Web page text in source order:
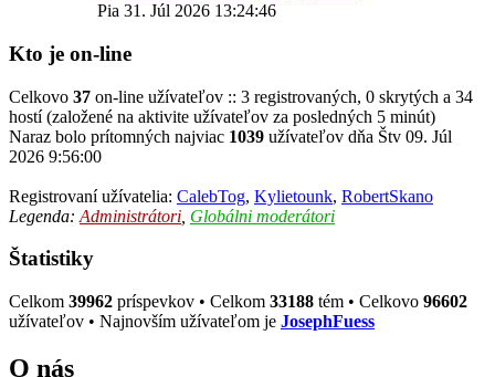
Pia 31. Júl 2026 13:24:46
Kto je on-line
Celkovo 37 on-line užívateľov :: 3 registrovaných, 0 skrytých a 34
hostí (založené na aktivite užívateľov za posledných 5 minút)
Naraz bolo prítomných najviac 1039 užívateľov dňa Štv 09. Júl
2026 9:56:00
Registrovaní užívatelia: CalebTog, Kylietounk, RobertSkano
Legenda: Administrátori Globálni moderátori
Štatistiky
Celkom 39962 príspevkov • Celkom 33188 tém • Celkovo 96602
užívateľov • Najnovším užívateľom je JosephFuess
O nás